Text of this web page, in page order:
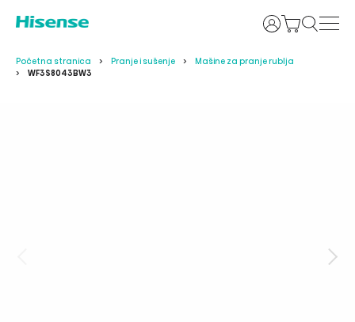
Prijava
Početna stranica Pranje i sušenje
Mašine za pranje rublja
WF3S8043BW3